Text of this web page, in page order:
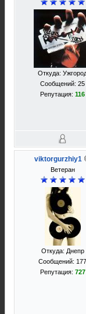
Откуда:
Сообщений: 25
Репутация: 116
viktorgurzhiy1
Ветеран
Откуда: Днепр
Сообщений: 177
Репутация: 727